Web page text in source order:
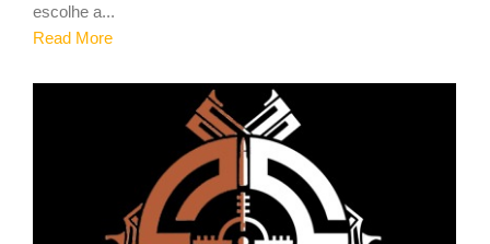
escolhe a...
Read More